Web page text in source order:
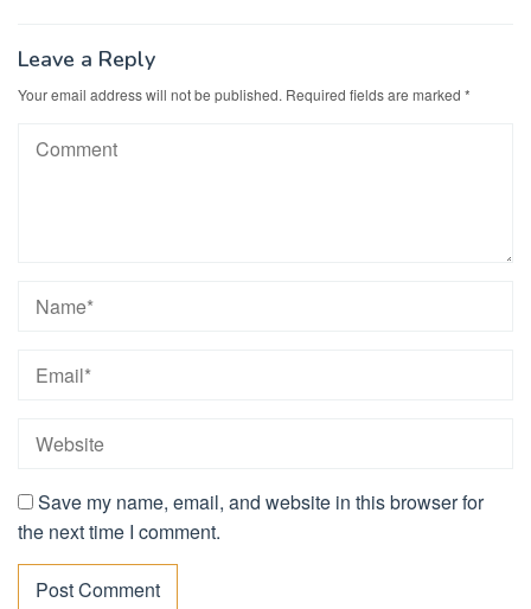
Leave a Reply
Your email address will not be published. Required fields are marked *
Save my name, email, and website in this browser for
the next time I comment.